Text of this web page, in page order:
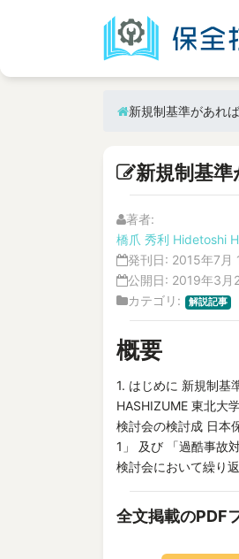
新規制基準があれ
新規制基
著者:
橋爪 秀利 Hidetoshi
発刊日: 2015年7月
公開日: 2019年3月
カテゴリ:
解説記事
概要
1. はじめに 新規制基
HASHIZUME 東北大
検討会の検討成 日本
1」 及び 「過酷事故
検討会において繰り
全文掲載のPDF